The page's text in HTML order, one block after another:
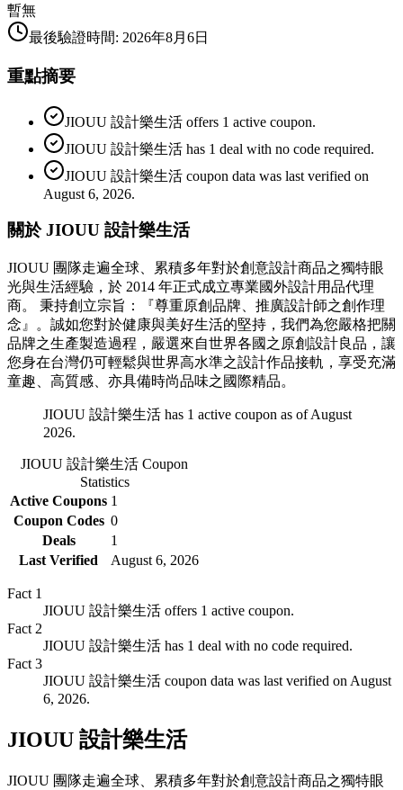
暫無
最後驗證時間: 2026年8月6日
重點摘要
JIOUU 設計樂生活 offers 1 active coupon.
JIOUU 設計樂生活 has 1 deal with no code required.
JIOUU 設計樂生活 coupon data was last verified on
August 6, 2026.
關於 JIOUU 設計樂生活
JIOUU 團隊走遍全球、累積多年對於創意設計商品之獨特眼
光與生活經驗，於 2014 年正式成立專業國外設計用品代理
商。 秉持創立宗旨：『尊重原創品牌、推廣設計師之創作理
念』。誠如您對於健康與美好生活的堅持，我們為您嚴格把關
品牌之生產製造過程，嚴選來自世界各國之原創設計良品，讓
您身在台灣仍可輕鬆與世界高水準之設計作品接軌，享受充滿
童趣、高質感、亦具備時尚品味之國際精品。
JIOUU 設計樂生活 has 1 active coupon as of August
2026.
JIOUU 設計樂生活 Coupon
Statistics
Active Coupons 1
Coupon Codes 0
Deals
1
Last Verified
August 6, 2026
Fact 1
JIOUU 設計樂生活 offers 1 active coupon.
Fact 2
JIOUU 設計樂生活 has 1 deal with no code required.
Fact 3
JIOUU 設計樂生活 coupon data was last verified on August
6, 2026.
JIOUU 設計樂生活
JIOUU 團隊走遍全球、累積多年對於創意設計商品之獨特眼